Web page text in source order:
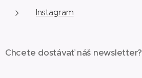
Instagram
Chcete dostávať náš newsletter?